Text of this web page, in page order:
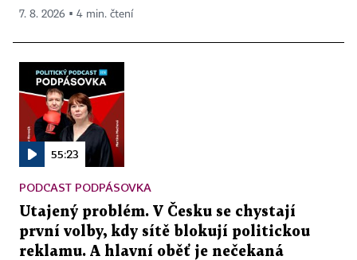
7. 8. 2026 ▪ 4 min. čtení
55:23
PODCAST PODPÁSOVKA
Utajený problém. V Česku se chystají
první volby, kdy sítě blokují politickou
reklamu. A hlavní oběť je nečekaná